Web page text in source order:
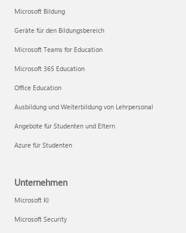
Microsoft Bildung
Geräte für den Bildungsbereich
Microsoft Teams for Education
Microsoft 365 Education
Office Education
Ausbildung und Weiterbildung von Lehrpersonal
Angebote für Studenten und Eltern
Azure für Studenten
Unternehmen
Microsoft KI
Microsoft Security